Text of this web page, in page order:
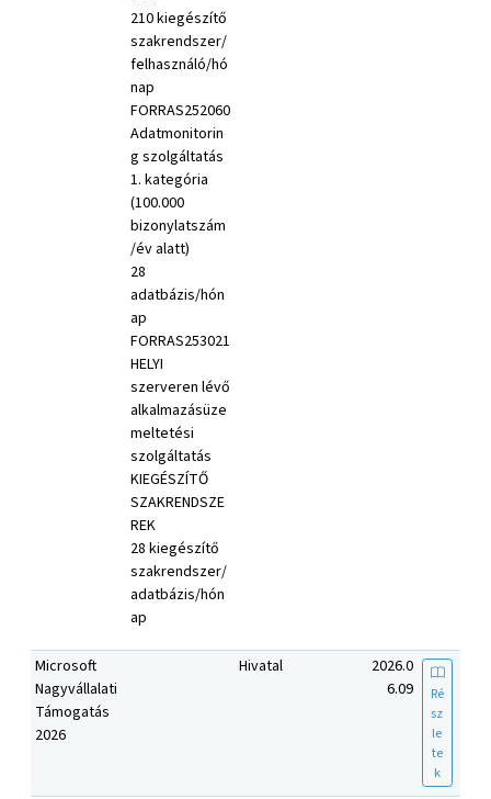
210 kiegészítő
szakrendszer/
felhasználó/hó
nap
FORRAS252060
Adatmonitorin
g szolgáltatás
1. kategória
(100.000
bizonylatszám
/év alatt)
28
adatbázis/hón
ap
FORRAS253021
HELYI
szerveren lévő
alkalmazásüze
meltetési
szolgáltatás
KIEGÉSZÍTŐ
SZAKRENDSZE
REK
28 kiegészítő
szakrendszer/
adatbázis/hón
ap
Microsoft
Nagyvállalati
Támogatás
2026
Hivatal
2026.0
6.09
Ré
sz
le
te
k